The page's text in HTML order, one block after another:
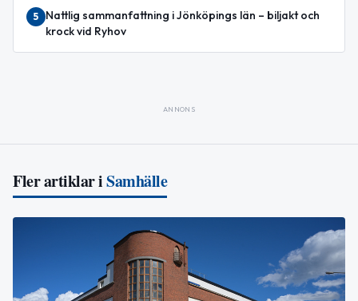
5
Nattlig sammanfattning i Jönköpings län – biljakt och
krock vid Ryhov
ANNONS
Fler artiklar iSamhälle